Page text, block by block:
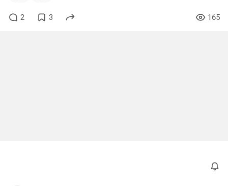
2 3 165